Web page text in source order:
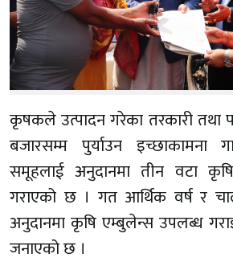
कृषकले उत्पादन गरेका तरकारी
बजारसम्म पुर्याउन इच्छाकामना
समूहलाई अनुदानमा तीन वटा
गराएको छ । गत आर्थिक वर्ष र
अनुदानमा कृषि एम्बुलेन्स उपलब्ध
जनाएको छ ।